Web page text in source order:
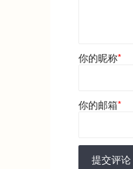
你的昵称*
你的邮箱*
提交评论